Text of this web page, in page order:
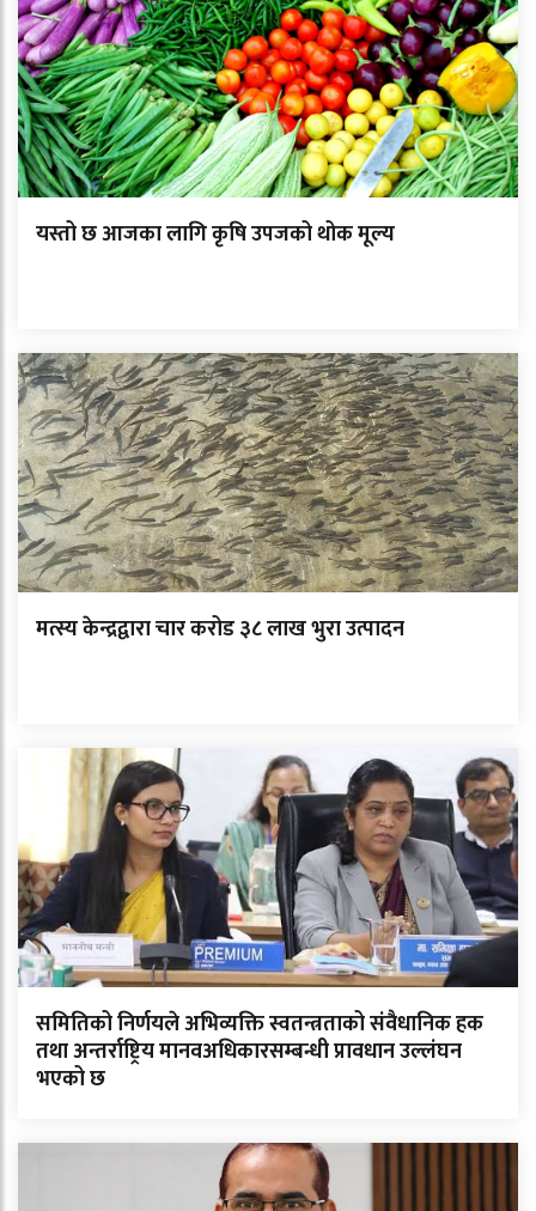
यस्तो छ आजका लागि कृषि उपजको थोक मूल्य
मत्स्य केन्द्रद्वारा चार करोड ३८ लाख भुरा उत्पादन
समितिको निर्णयले अभिव्यक्ति स्वतन्त्रताको संवैधानिक हक
तथा अन्तर्राष्ट्रिय मानवअधिकारसम्बन्धी प्रावधान उल्लंघन
भएको छ